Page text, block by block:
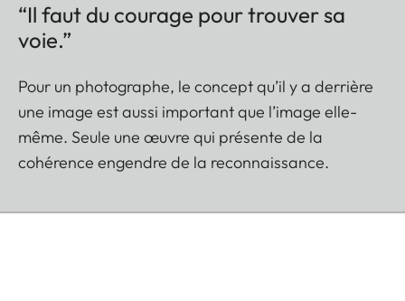
“Il faut du courage pour trouver sa
voie.”
Pour un photographe, le concept qu’il y a derrière
une image est aussi important que l’image elle-
même. Seule une œuvre qui présente de la
cohérence engendre de la reconnaissance.